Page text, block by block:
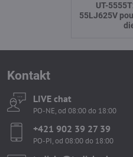
UT-
55LJ625V
Kontakt
LIVE chat
PO-NE, od 08:00 do 18:00
+421 902 39 27 39
PO-PI, od 08:00 do 18:00